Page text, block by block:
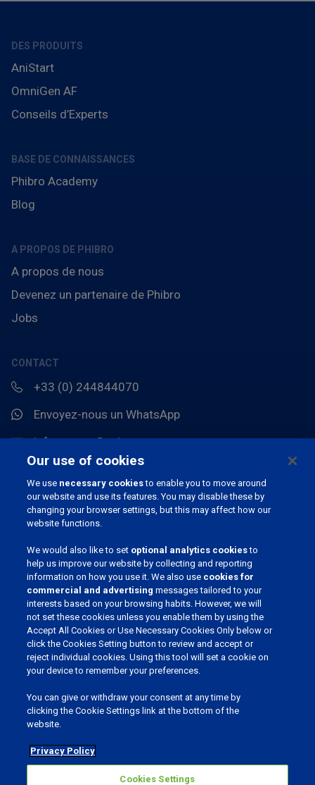
DES PRODUITS
AniStart
OmniGen AF
Conseils d’Experts
BASE DE CONNAISSANCES
Phibro Academy
Blog
A PROPOS DE PHIBRO
A propos de nous
Devenez un partenaire de Phibro
Jobs
CONTACT
+33 (0) 244844070
Envoyez-nous un WhatsApp
info.europe@pahc.com
Chemin du Stocquoy 3, 1300 Wavre, Belgique
REJOIGNEZ NOTRE COMMUNAUTÉ
CHOISSISSEZ VOTRE LANGUE
Cookies Settings
Our use of cookies
We use necessary cookiesto enable you to move around
our website and use its features. You may disable these by
changing your browser settings, but this may affect how our
website functions.
We would also like to set optional analytics cookiesto
help us improve our website by collecting and reporting
information on how you use it. We also use cookies for
commercial and advertising messages tailored to your
interests based on your browsing habits. However, we will
not set these cookies unless you enable them by using the
Accept All Cookies or Use Necessary Cookies Only below or
click the Cookies Setting button to review and accept or
reject individual cookies. Using this tool will set a cookie on
your device to remember your preferences.
You can give or withdraw your consent at any time by
clicking the Cookie Settings link at the bottom of the
website.
Privacy Policy
Cookies Settings